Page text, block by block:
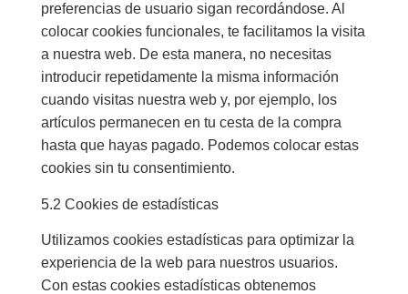
preferencias de usuario sigan recordándose. Al
colocar cookies funcionales, te facilitamos la visita
a nuestra web. De esta manera, no necesitas
introducir repetidamente la misma información
cuando visitas nuestra web y, por ejemplo, los
artículos permanecen en tu cesta de la compra
hasta que hayas pagado. Podemos colocar estas
cookies sin tu consentimiento.
5.2 Cookies de estadísticas
Utilizamos cookies estadísticas para optimizar la
experiencia de la web para nuestros usuarios.
Con estas cookies estadísticas obtenemos